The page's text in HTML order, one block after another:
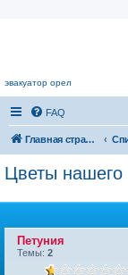
эвакуатор орел
FAQ
Главная страница
Цветы нашего
Петуния
Темы: 2